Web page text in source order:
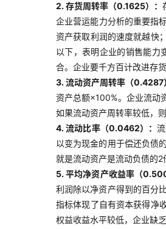
2. 存货周转率（0.1625）：
企业营运能力分析的重要指
资产获取利润的速度就越快
以下，表明企业的销售能力
合。企业要千方百计改进存
3. 流动资产周转率（0.4287
资产总额×100%。企业流动
如果流动资产周转率较低，
4. 流动比率（0.0462）：
以变为现金的用于偿还负债
就是流动资产是流动负债的
5. 平均净资产收益率（
利润除以净资产得到的百分
指标体现了自有资本获得净
权益收益水平较低，企业缺